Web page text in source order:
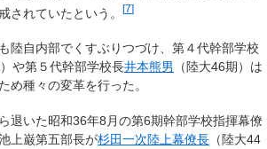
されていたという。
[7]
陸自内部でくすぶりつづけ、第４代幹部学校
や第５代幹部学校長井本熊男
（陸大46期）は
め種々の変革を行った。
退いた昭和36年8月の第6期幹部学校指揮幕僚
上巌第五部長が杉田一次陸上幕僚長 （陸大44